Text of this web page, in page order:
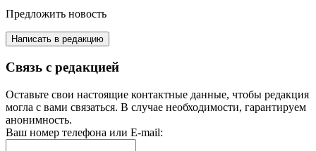
Предложить новость
Написать в редакцию
Связь с редакцией
Оставьте свои настоящие контактные данные, чтобы редакция
могла с вами связаться. В случае необходимости, гарантируем
анонимность.
Ваш номер телефона или E-mail: